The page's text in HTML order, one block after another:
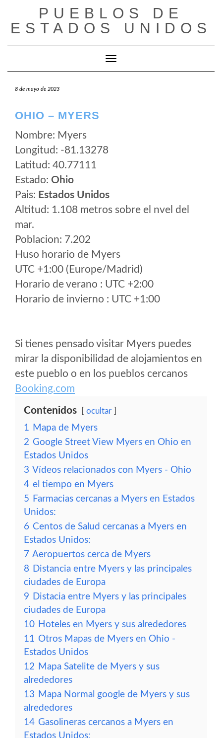
contenido
PUEBLOS DE
ESTADOS UNIDOS
Cambiar modo de navegación
8 de mayo de 2023
OHIO – MYERS
Nombre: Myers
Longitud: -81.13278
Latitud: 40.77111
Estado: Ohio
Pais: Estados Unidos
Altitud: 1.108 metros sobre el nvel del
mar.
Poblacion: 7.202
Huso horario de Myers
UTC +1:00 (Europe/Madrid)
Horario de verano : UTC +2:00
Horario de invierno : UTC +1:00
Si tienes pensado visitar Myers puedes
mirar la disponibilidad de alojamientos en
este pueblo o en los pueblos cercanos
Booking.com
Contenidos ocultar
1 Mapa de Myers
2 Google Street View Myers en Ohio en
Estados Unidos
3 Vídeos relacionados con Myers - Ohio
4 el tiempo en Myers
5 Farmacias cercanas a Myers en Estados
Unidos:
6 Centos de Salud cercanas a Myers en
Estados Unidos:
7 Aeropuertos cerca de Myers
8 Distancia entre Myers y las principales
ciudades de Europa
9 Distacia entre Myers y las principales
ciudades de Europa
10 Hoteles en Myers y sus alrededores
11 Otros Mapas de Myers en Ohio -
Estados Unidos
12 Mapa Satelite de Myers y sus
alrededores
13 Mapa Normal google de Myers y sus
alrededores
14 Gasolineras cercanos a Myers en
Estados Unidos: